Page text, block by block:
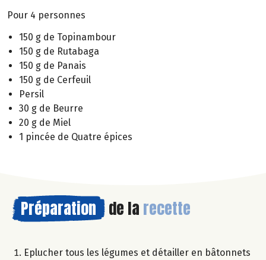
Pour 4 personnes
150 g de Topinambour
150 g de Rutabaga
150 g de Panais
150 g de Cerfeuil
Persil
30 g de Beurre
20 g de Miel
1 pincée de Quatre épices
Préparation de la recette
Eplucher tous les légumes et détailler en bâtonnets